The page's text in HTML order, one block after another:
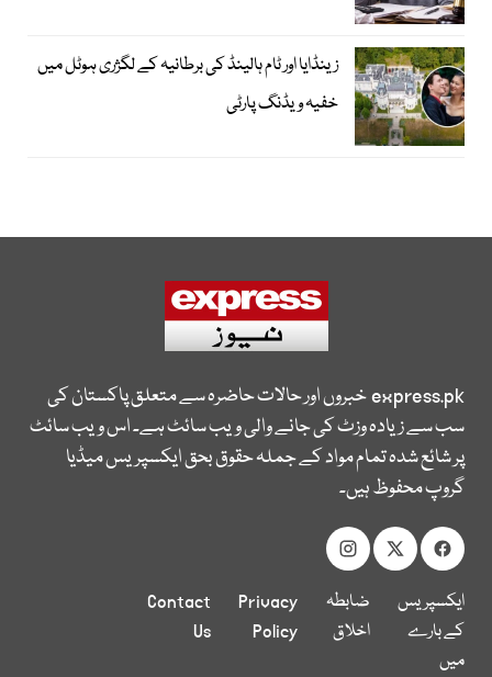
زینڈایا اور ٹام ہالینڈ کی برطانیہ کے لگژری ہوٹل میں
خفیہ ویڈنگ پارٹی
express.pkخبروں اور حالات حاضرہ سے متعلق پاکستان کی
سب سے زیادہ وزٹ کی جانے والی ویب سائٹ ہے۔ اس ویب سائٹ
پر شائع شدہ تمام مواد کے جملہ حقوق بحق ایکسپریس میڈیا
گروپ محفوظ ہیں۔
ایکسپریس
کے بارے
میں
ضابطہ
اخلاق
Privacy
Policy
Contact
Us